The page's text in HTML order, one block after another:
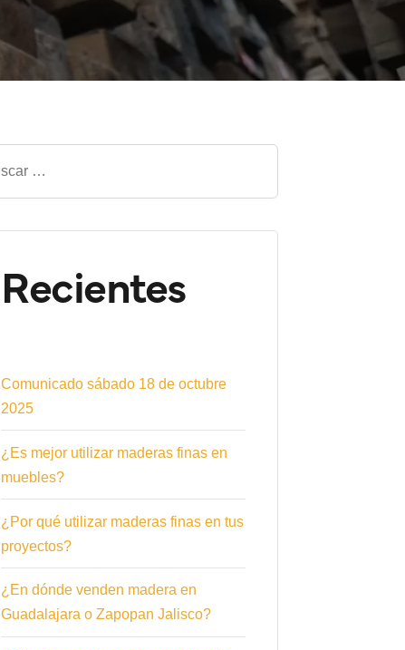
Recientes
Comunicado sábado 18 de octubre
2025
¿Es mejor utilizar maderas finas en
muebles?
¿Por qué utilizar maderas finas en tus
proyectos?
¿En dónde venden madera en
Guadalajara o Zapopan Jalisco?